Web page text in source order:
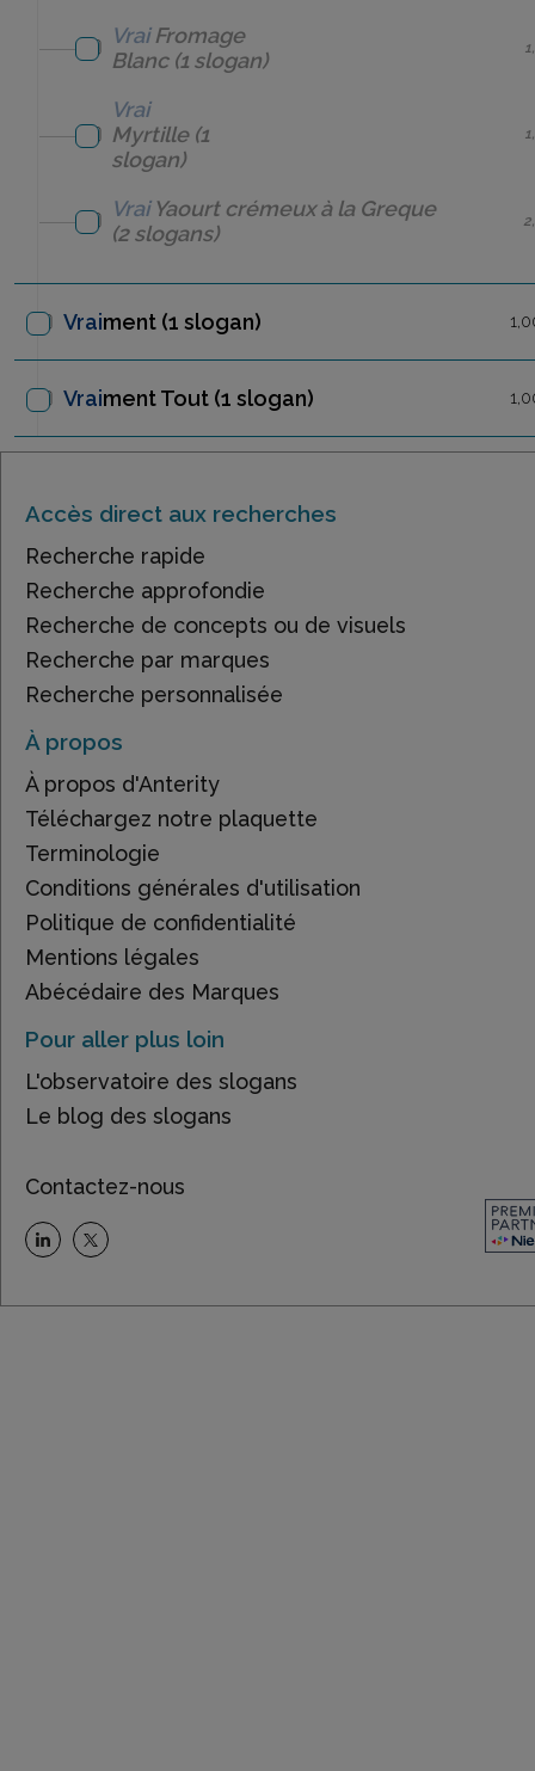
Vrai Fromage
Blanc(1 slogan)
Vrai
Myrtille(1
slogan)
Vrai Yaourt crémeux à la Greque
(2 slogans)
Vraiment (1 slogan)
Vraiment Tout (1 slogan)
Accès direct aux recherches
Recherche rapide
Recherche approfondie
Recherche de concepts ou de visuels
Recherche par marques
Recherche personnalisée
À propos
À propos d'Anterity
Téléchargez notre plaquette
Terminologie
Conditions générales d'utilisation
Politique de confidentialité
Mentions légales
Abécédaire des Marques
Pour aller plus loin
L'observatoire des slogans
Le blog des slogans
Contactez-nous